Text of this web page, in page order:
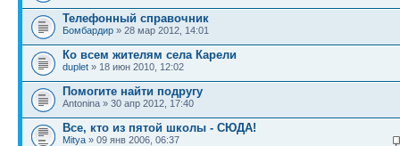
Телефонный справочник
Бомбардир » 28 мар 2012, 14:01
Ко всем жителям села Карели
duplet » 18 июн 2010, 12:02
Помогите найти подругу
Antonina » 30 апр 2012, 17:40
Все, кто из пятой школы - СЮДА!
Mitya » 09 янв 2006, 06:37